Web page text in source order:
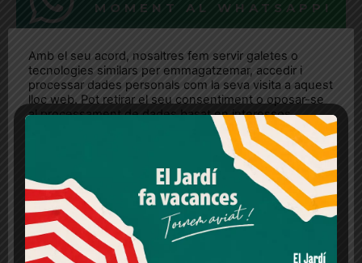
MOMENT AL WHATSAPP!
Amb el seu acord, nosaltres fem servir galetes o
tecnologies similars per emmagatzemar, accedir i
processar dades personals com la seva visita a aquest
lloc web. Pot retirar el seu consentiment o oposar-se
al processament de dades basat en interessos
legítims en qualsevol moment fent clic a "Ajustos de
cookies" o a la nostra Política de privacitat en aquest
lloc web. Si cliques "acceptar" dones el teu
Més informació Acceptar Rebutjar tot
Quan l’usuari crea un compte al Diari el Jardí, dona el